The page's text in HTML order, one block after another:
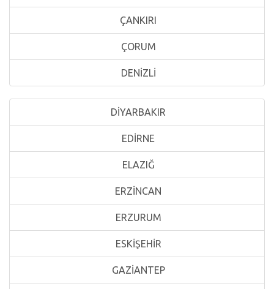
ÇANKIRI
ÇORUM
DENİZLİ
DİYARBAKIR
EDİRNE
ELAZIĞ
ERZİNCAN
ERZURUM
ESKİŞEHİR
GAZİANTEP